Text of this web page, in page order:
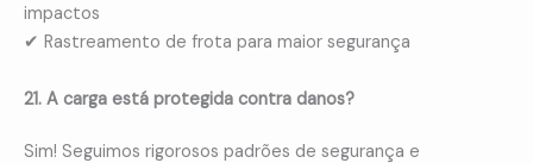
impactos
✔ Rastreamento de frota para maior segurança
21. A carga está protegida contra danos?
Sim! Seguimos rigorosos padrões de segurança e